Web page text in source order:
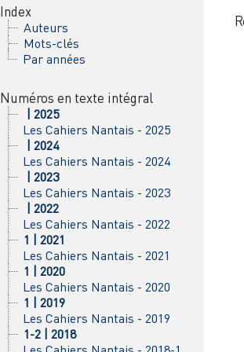
Index
Auteurs
Mots-clés
Par années
Numéros en texte intégral
| 2025
Les Cahiers Nantais - 2025
| 2024
Les Cahiers Nantais - 2024
| 2023
Les Cahiers Nantais - 2023
| 2022
Les Cahiers Nantais - 2022
1 | 2021
Les Cahiers Nantais - 2021
1 | 2020
Les Cahiers Nantais - 2020
1 | 2019
Les Cahiers Nantais - 2019
1-2 | 2018